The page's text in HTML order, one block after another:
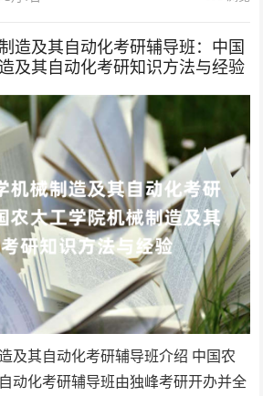
造及其自动化考研辅导班：中国
及其自动化考研知识方法与经验
及其自动化考研辅导班介绍 中国农
动化考研辅导班由独峰考研开办并全